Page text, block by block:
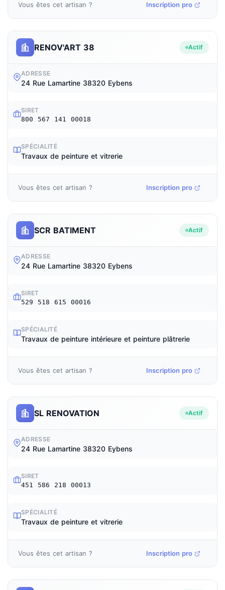
Vous êtes cet artisan ? Inscription pro
RENOV'ART 38 Actif
ADRESSE
24 Rue Lamartine 38320 Eybens
SIRET
800 567 141 00018
SPÉCIALITÉ
Travaux de peinture et vitrerie
Vous êtes cet artisan ? Inscription pro
SCR BATIMENT Actif
ADRESSE
24 Rue Lamartine 38320 Eybens
SIRET
529 518 615 00016
SPÉCIALITÉ
Travaux de peinture intérieure et peinture plâtrerie
Vous êtes cet artisan ? Inscription pro
SL RENOVATION Actif
ADRESSE
24 Rue Lamartine 38320 Eybens
SIRET
451 586 218 00013
SPÉCIALITÉ
Travaux de peinture et vitrerie
Vous êtes cet artisan ? Inscription pro